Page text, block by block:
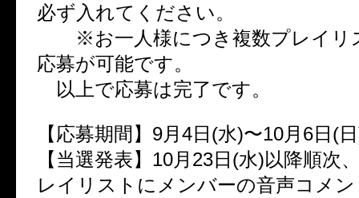
必ず入れてください。
※お一人様につき複数プレイリ
応募が可能です。
以上で応募は完了です。
【応募期間】9月4日(水)〜10月6日(
【当選発表】10月23日(水)以降順次
レイリストにメンバーの音声コメ